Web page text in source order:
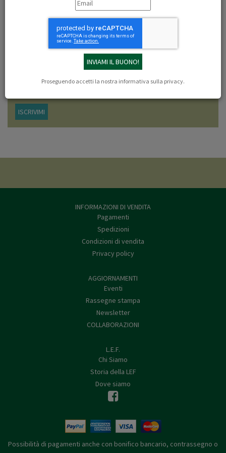
Proseguendo accetti la nostra informativa sulla privacy.
Libri dell'autore: Dante Priore
NEWSLETTER
Iscriviti adesso alla newsletter di LEF Firenze, verrai sempre aggiornato sulle
ISCRIVIMI
INFORMAZIONI DI VENDITA
Pagamenti
Spedizioni
Condizioni di vendita
Privacy policy
AGGIORNAMENTI
Eventi
Rassegne stampa
Newsletter
COLLABORAZIONI
L.E.F.
Chi Siamo
Storia della LEF
Dove siamo
Possibilità di pagamenti anche con bonifico bancario, contrassegno o